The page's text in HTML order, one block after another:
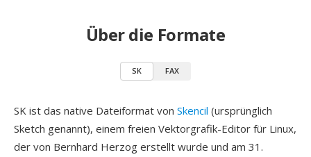
Über die Formate
SK FAX
SK ist das native Dateiformat von Skencil (ursprünglich
Sketch genannt), einem freien Vektorgrafik-Editor für Linux,
der von Bernhard Herzog erstellt wurde und am 31.